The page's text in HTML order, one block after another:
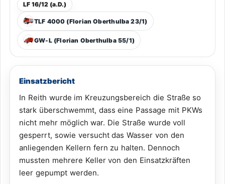
LF 16/12 (a.D.)
TLF 4000 (Florian Oberthulba 23/1)
GW-L (Florian Oberthulba 55/1)
Einsatzbericht
In Reith wurde im Kreuzungsbereich die Straße so
stark überschwemmt, dass eine Passage mit PKWs
nicht mehr möglich war. Die Straße wurde voll
gesperrt, sowie versucht das Wasser von den
anliegenden Kellern fern zu halten. Dennoch
mussten mehrere Keller von den Einsatzkräften
leer gepumpt werden.